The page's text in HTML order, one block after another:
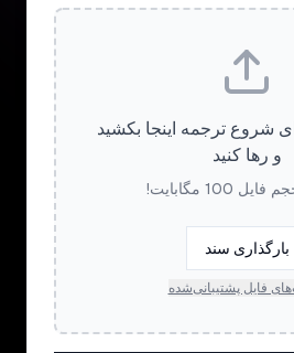
شروع ترجمه اینجا بکشید
و رها کنید
100 مگابایت!
بارگذاری سند
فایل پشتیبانی‌شده